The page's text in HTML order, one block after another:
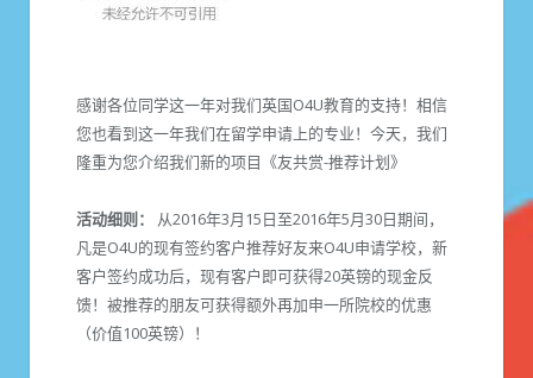
感谢各位同学这一年对我们英国O4U教育的支持！相信
您也看到这一年我们在留学申请上的专业！今天，我们
隆重为您介绍我们新的项目《友共赏-推荐计划》
活动细则：
从2016年3月15日至2016年5月30日期间，
凡是O4U的现有签约客户推荐好友来O4U申请学校，新
客户签约成功后，现有客户即可获得20英镑的现金反
馈！被推荐的朋友可获得额外再加申一所院校的优惠
（价值100英镑）！